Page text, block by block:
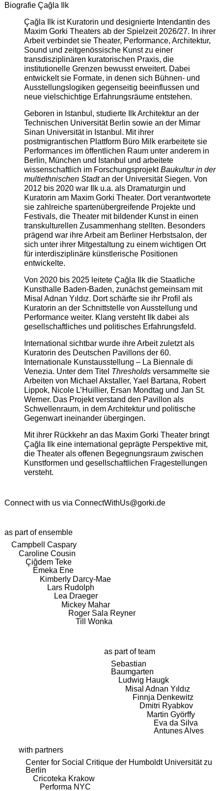
Biografie Çağla Ilk
Çağla Ilk ist Kuratorin und designierte Intendantin des
Maxim Gorki Theaters ab der Spielzeit 2026/27. In ihrer
Arbeit verbindet sie Theater, Performance, Architektur,
Sound und zeitgenössische Kunst zu einer
transdisziplinären kuratorischen Praxis, die
institutionelle Grenzen bewusst erweitert. Dabei
entwickelt sie Formate, in denen sich Bühnen- und
Ausstellungslogiken gegenseitig beeinflussen und
neue vielschichtige Erfahrungsräume entstehen.
Geboren in Istanbul, studierte Ilk Architektur an der
Technischen Universität Berlin sowie an der Mimar
Sinan Universität in Istanbul. Mit ihrer
postmigrantischen Plattform Büro Milk erarbeitete sie
Performances im öffentlichen Raum unter anderem in
Berlin, München und Istanbul und arbeitete
wissenschaftlich im ForschungsprojektBaukultur in der
multiethnischen Stadtan der Universität Siegen. Von
2012 bis 2020 war Ilk u.a. als Dramaturgin und
Kuratorin am Maxim Gorki Theater. Dort verantwortete
sie zahlreiche spartenübergreifende Projekte und
Festivals, die Theater mit bildender Kunst in einen
transkulturellen Zusammenhang stellten. Besonders
prägend war ihre Arbeit am Berliner Herbstsalon, der
sich unter ihrer Mitgestaltung zu einem wichtigen Ort
für interdisziplinäre künstlerische Positionen
entwickelte.
Von 2020 bis 2025 leitete Çağla Ilk die Staatliche
Kunsthalle Baden-Baden, zunächst gemeinsam mit
Misal Adnan Yıldız. Dort schärfte sie ihr Profil als
Kuratorin an der Schnittstelle von Ausstellung und
Performance weiter. Klang versteht Ilk dabei als
gesellschaftliches und politisches Erfahrungsfeld.
International sichtbar wurde ihre Arbeit zuletzt als
Kuratorin des Deutschen Pavillons der 60.
Internationale Kunstausstellung – La Biennale di
Venezia. Unter dem Titel Thresholdsversammelte sie
Arbeiten von Michael Akstaller, Yael Bartana, Robert
Lippok, Nicole L’Huillier, Ersan Mondtag und Jan St.
Werner. Das Projekt verstand den Pavillon als
Schwellenraum, in dem Architektur und politische
Gegenwart ineinander übergingen.
Mit ihrer Rückkehr an das Maxim Gorki Theater bringt
Çağla Ilk eine international geprägte Perspektive mit,
die Theater als offenen Begegnungsraum zwischen
Kunstformen und gesellschaftlichen Fragestellungen
versteht.
Connect with us via ConnectWithUs@gorki.de
as part of ensemble
Campbell Caspary
Caroline Cousin
Çiğdem Teke
Emeka Ene
Kimberly Darcy-Mae
Lars Rudolph
Lea Draeger
Mickey Mahar
Roger Sala Reyner
Till Wonka
as part of team
Sebastian
Baumgarten
Ludwig Haugk
Misal Adnan Yıldız
Finnja Denkewitz
Dmitri Ryabkov
Martin Györffy
Eva da Silva
Antunes Alves
with partners
Center for Social Critique der Humboldt Universität zu
Berlin
Cricoteka Krakow
Performa NYC